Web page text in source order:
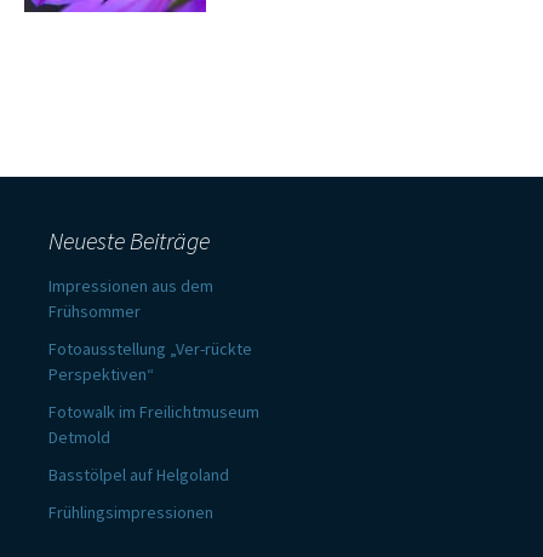
Neueste Beiträge
Impressionen aus dem
Frühsommer
Fotoausstellung „Ver-rückte
Perspektiven“
Fotowalk im Freilichtmuseum
Detmold
Basstölpel auf Helgoland
Frühlingsimpressionen